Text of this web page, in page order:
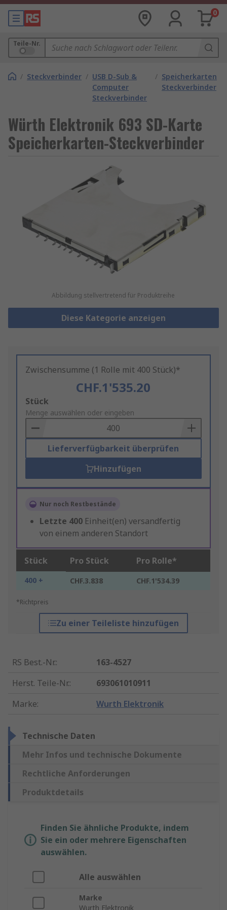
0
Teile-Nr.
/ Steckverbinder / USB D-Sub &
Computer
Steckverbinder
/ Speicherkarten
Steckverbinder
Würth Elektronik 693 SD-Karte
Speicherkarten-Steckverbinder
Abbildung stellvertretend für Produktreihe
Diese Kategorie anzeigen
Zwischensumme (1 Rolle mit 400 Stück)*
CHF.1'535.20
Add
to
Basket
Stück
Menge auswählen oder eingeben
Lieferverfügbarkeit überprüfen
Hinzufügen
Nur noch Restbestände
Letzte 400 Einheit(en) versandfertig
von einem anderen Standort
Stück Pro Stück Pro Rolle*
400 + CHF.3.838 CHF.1'534.39
*Richtpreis
Zu einer Teileliste hinzufügen
RS Best.-Nr.:
163-4527
Herst. Teile-Nr.:
693061010911
Marke: Wurth Elektronik
Technische Daten
Mehr Infos und technische Dokumente
Rechtliche Anforderungen
Produktdetails
Finden Sie ähnliche Produkte, indem
Sie ein oder mehrere Eigenschaften
auswählen.
Alle auswählen
Marke
Wurth Elektronik